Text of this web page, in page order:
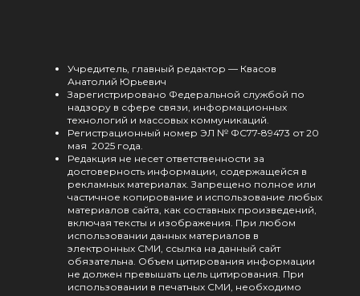
Учредитель, главный редактор — Квасов
Анатолий Юрьевич
Зарегистрировано Федеральной службой по
надзору в сфере связи, информационных
технологий и массовых коммуникаций.
Регистрационный номер ЭЛ № ФС77-89473 от 20
мая 2025 года.
Редакция не несет ответственности за
достоверность информации, содержащейся в
рекламных материалах. Запрещено полное или
частичное копирование и использование любых
материалов сайта, как составных произведений,
включая тексты и изображения. При любом
использовании данных материалов в
электронных СМИ, ссылка на данный сайт
обязательна. Объем цитирования информации
не должен превышать цель цитирования. При
использовании в печатных СМИ, необходимо